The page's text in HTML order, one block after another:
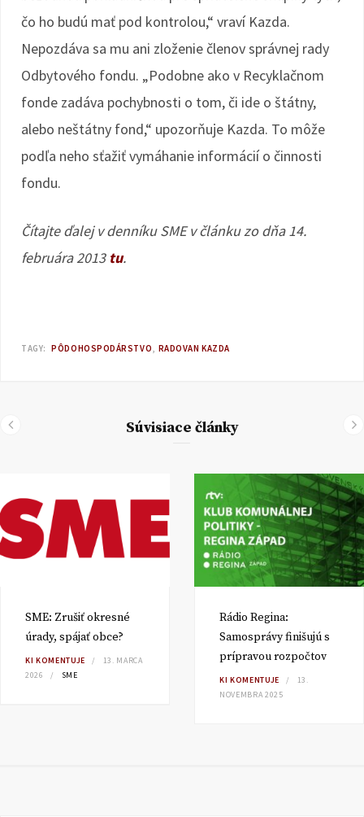
čo ho budú mať pod kontrolou,“ vraví Kazda.
Nepozdáva sa mu ani zloženie členov správnej rady
Odbytového fondu. „Podobne ako v Recyklačnom
fonde zadáva pochybnosti o tom, či ide o štátny,
alebo neštátny fond,“ upozorňuje Kazda. To môže
podľa neho sťažiť vymáhanie informácií o činnosti
fondu.
Čítajte ďalej v denníku SME v článku zo dňa 14.
februára 2013 tu.
TAGY: PÔDOHOSPODÁRSTVO RADOVAN KAZDA
Súvisiace články
SME: Zrušiť okresné
úrady, spájať obce?
KI KOMENTUJE
13. MARCA
2026
SME
Rádio Regina:
Samosprávy finišujú s
prípravou rozpočtov
KI KOMENTUJE
13.
NOVEMBRA 2025